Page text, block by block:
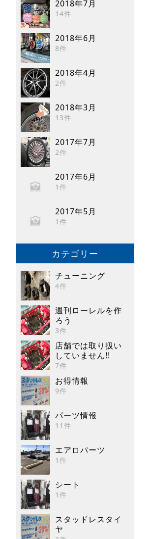
2018年7月
14件
2018年6月
8件
2018年4月
2件
2018年3月
13件
2017年7月
2件
2017年6月
1件
2017年5月
1件
カテゴリー
チューニング
4件
週刊ローレルを作
ろう
3件
店舗では取り扱い
していません!!
7件
お得情報
9件
パーツ情報
11件
エアロパーツ
1件
シート
1件
スタッドレスタイ
ヤ